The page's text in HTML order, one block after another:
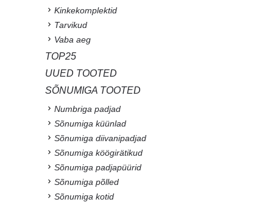
Kinkekomplektid
Tarvikud
Vaba aeg
TOP25
UUED TOOTED
SÕNUMIGA TOOTED
Numbriga padjad
Sõnumiga küünlad
Sõnumiga diivanipadjad
Sõnumiga köögirätikud
Sõnumiga padjapüürid
Sõnumiga põlled
Sõnumiga kotid